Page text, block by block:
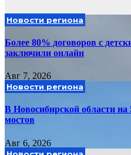
Новости региона
Более 80% договоров с
заключили онлайн
Авг 7, 2026
Новости региона
В Новосибирской области
мостов
Авг 6, 2026